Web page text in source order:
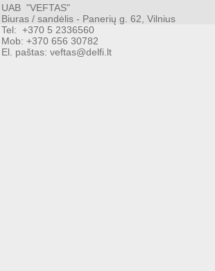
foreash
UAB "VEFTAS"
Biuras / sandėlis - Panerių g. 62, Vilnius
Tel: +370 5 2336560
Mob: +370 656 30782
El. paštas: veftas@delfi.lt